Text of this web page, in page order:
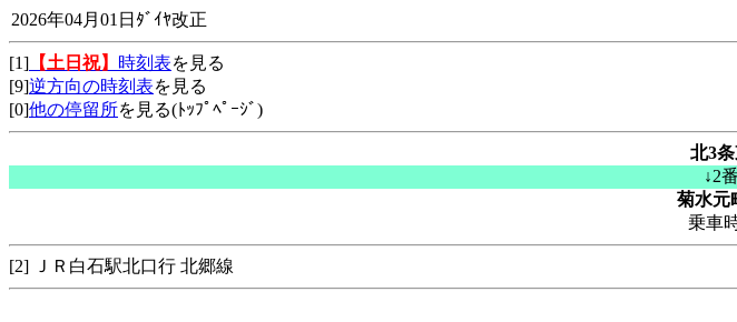
2026年04月01日ﾀﾞｲﾔ改正
[1] 【土日祝】 時刻表を見る
[9]逆方向の時刻表を見る
[0]他の停留所を見る(ﾄｯﾌﾟﾍﾟｰｼﾞ)
北3条
↓2
菊水元
乗車
[2] ＪＲ白石駅北口行 北郷線